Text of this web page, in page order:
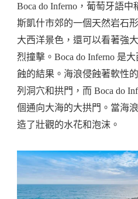
Boca do Inferno，葡萄牙語
斯凱什市郊的一個天然岩石
大西洋景色，還可以看著強
烈撞擊。Boca do Inferno 是
蝕的結果。海浪侵蝕著軟性
列洞穴和拱門，而 Boca do
個通向大海的大拱門。當海
造了壯觀的水花和泡沫。